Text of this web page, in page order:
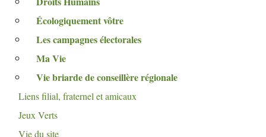
Écologiquement vôtre
Les campagnes électorales
Ma Vie
Vie briarde de conseillère régionale
Liens filial, fraternel et amicaux
Jeux Verts
Vie du site